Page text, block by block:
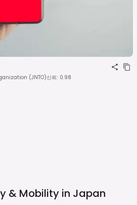
(JNTO)신뢰: 0.98
& Mobility in Japan